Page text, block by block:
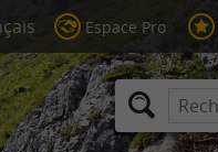
Espace Pro